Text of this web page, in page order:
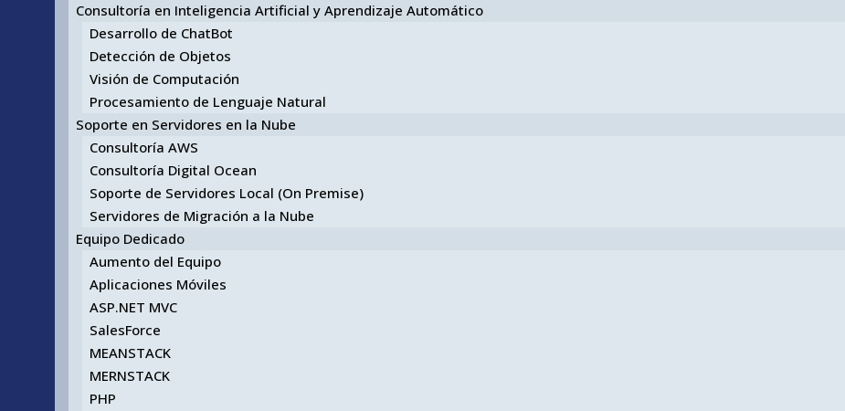
Consultoría en Inteligencia Artificial y Aprendizaje Automático
Desarrollo de ChatBot
Detección de Objetos
Visión de Computación
Procesamiento de Lenguaje Natural
Soporte en Servidores en la Nube
Consultoría AWS
Consultoría Digital Ocean
Soporte de Servidores Local (On Premise)
Servidores de Migración a la Nube
Equipo Dedicado
Aumento del Equipo
Aplicaciones Móviles
ASP.NET MVC
SalesForce
MEANSTACK
MERNSTACK
PHP